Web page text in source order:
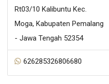
Rt03/10 Kalibuntu Kec.
Moga, Kabupaten Pemalang
- Jawa Tengah 52354
626285326806680